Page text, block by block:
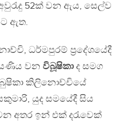
52ක් වන ඇය, සෙල්ව
ඇත.
ධර්මපුරම් ප්‍රදේශයේදී
වන විබූෂිකාද සමග
කිලිනොච්චියේ
යුද සමයේදී සිය
අතර ඉන් එක් දරැවෙක්